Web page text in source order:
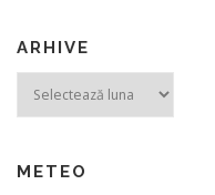
ARHIVE
METEO